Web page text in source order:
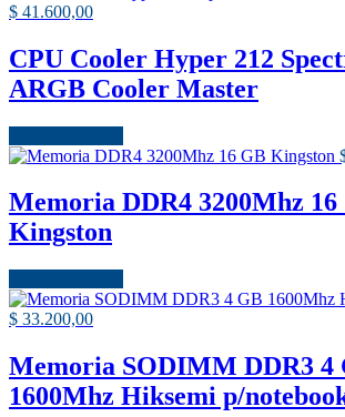
$ 41.600,00
CPU Cooler Hyper 212
ARGB Cooler Master
Memoria DDR4 3200Mhz 16
Kingston
$ 33.200,00
Memoria SODIMM DDR3 4
1600Mhz Hiksemi p/